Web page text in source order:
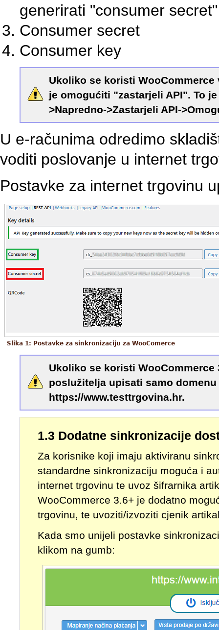
generirati "consumer
Consumer secret
Consumer key
Ukoliko se koristi
je omogućiti "zastarjeli API". To
>Napredno->Zastarjeli API-
U e-računima odredimo
voditi poslovanje u internet
Postavke za internet trgovinu
Slika 1: Postavke za sinkronizaciju za WooComerce
Ukoliko se koristi WooCommerce
poslužitelja upisati samo
https://www.testtrgovina.hr.
1.3 Dodatne sinkronizacije
Za korisnike koji imaju aktiviranu
standardne sinkronizaciju moguća i
internet trgovinu te uvoz šifrarnika
WooCommerce 3.6+ je dodatno
trgovinu, te uvoziti/izvoziti cjenik
Kada smo unijeli postavke
klikom na gumb: